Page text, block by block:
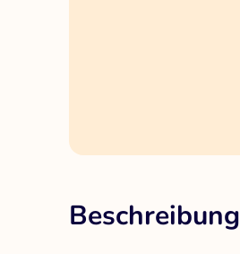
Beschreibung